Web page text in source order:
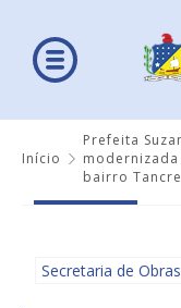
Início
Prefeita
bairro
Secretaria de